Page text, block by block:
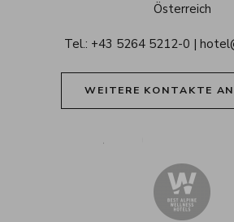
Österreich
Tel.: +43 5264 5212-0
WEITERE KONTAKTE